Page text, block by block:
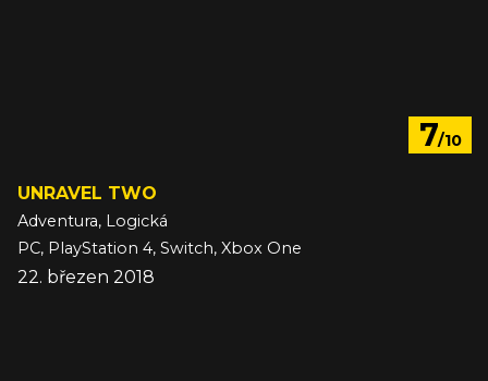
7/10
UNRAVEL TWO
Adventura, Logická
PC, PlayStation 4, Switch, Xbox One
22. březen 2018